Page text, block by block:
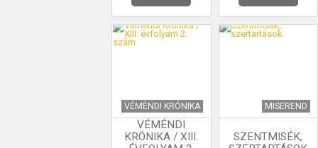
VÉMÉNDI KRÓNIKA
VÉMÉNDI
KRÓNIKA / XIII.
MISEREND
SZENTMISÉK,